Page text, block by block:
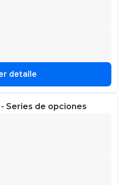
detalle
Series de opciones